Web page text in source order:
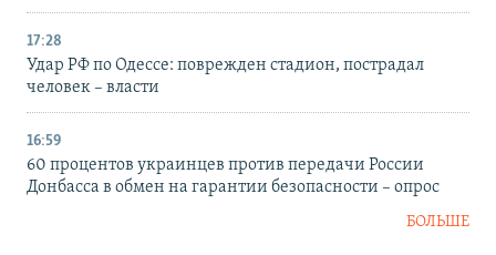
17:28
Удар РФ по Одессе: поврежден стадион, пострадал
человек – власти
16:59
60 процентов украинцев против передачи России
Донбасса в обмен на гарантии безопасности – опрос
БОЛЬШЕ